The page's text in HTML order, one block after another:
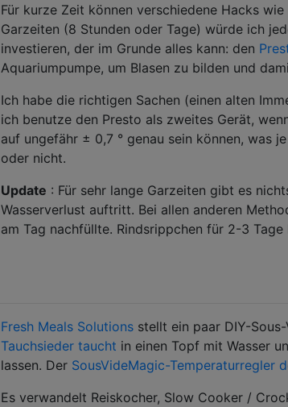
Für kurze Zeit können verschiedene Hacks wie
Garzeiten (8 Stunden oder Tage) würde ich
investieren, der im Grunde alles kann: den
Aquariumpumpe, um Blasen zu bilden und
Ich habe die richtigen Sachen (einen alten
ich benutze den Presto als zweites Gerät,
auf ungefähr ± 0,7 ° genau sein können, was
oder nicht.
Update : Für sehr lange Garzeiten gibt es
Wasserverlust auftritt. Bei allen anderen
am Tag nachfüllte. Rindsrippchen für 2-3
Fresh Meals Solutions stellt ein paar DIY-
Tauchsieder taucht in einen Topf mit Wasser
lassen. Der SousVideMagic-Temperaturregler
Es verwandelt Reiskocher, Slow Cooker /